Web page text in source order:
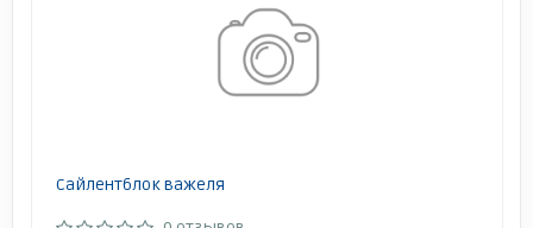
Сайлентблок важеля